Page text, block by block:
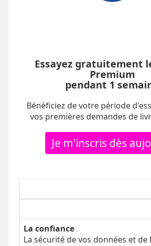
Essayez gratuitement
Premium
pendant 1
Bénéficiez de votre période
vos premières demandes de
Je m'inscris dès
La confiance
La sécurité de vos données et de